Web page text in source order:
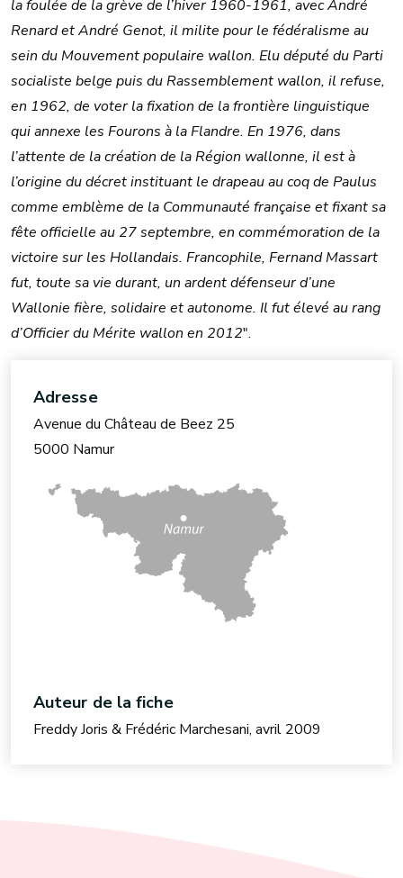
la foulée de la grève de l’hiver 1960-1961, avec André
Renard et André Genot, il milite pour le fédéralisme au
sein du Mouvement populaire wallon. Elu député du Parti
socialiste belge puis du Rassemblement wallon, il refuse,
en 1962, de voter la fixation de la frontière linguistique
qui annexe les Fourons à la Flandre. En 1976, dans
l’attente de la création de la Région wallonne, il est à
l’origine du décret instituant le drapeau au coq de Paulus
comme emblème de la Communauté française et fixant sa
fête officielle au 27 septembre, en commémoration de la
victoire sur les Hollandais. Francophile, Fernand Massart
fut, toute sa vie durant, un ardent défenseur d’une
Wallonie fière, solidaire et autonome. Il fut élevé au rang
d’Officier du Mérite wallon en 2012".
Adresse
Avenue du Château de Beez 25
5000 Namur
Auteur de la fiche
Freddy Joris & Frédéric Marchesani, avril 2009